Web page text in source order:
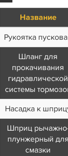
Название
Рукоятка
Шланг для
прокачивания
гидравлической
системы
Насадка к
Шприц
плунжерный
смазки